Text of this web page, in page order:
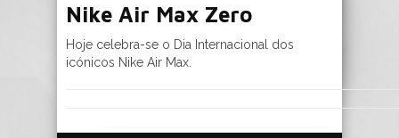
Nike Air Max Zero
Hoje celebra-se o Dia Internacional dos
icónicos Nike Air Max.